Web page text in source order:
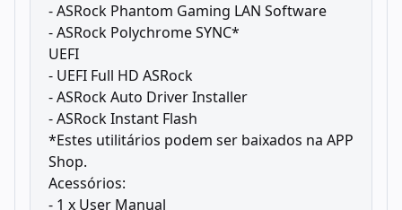
- ASRock Phantom Gaming LAN Software
- ASRock Polychrome SYNC*
UEFI
- UEFI Full HD ASRock
- ASRock Auto Driver Installer
- ASRock Instant Flash
*Estes utilitários podem ser baixados na APP
Shop.
Acessórios:
- 1 x User Manual